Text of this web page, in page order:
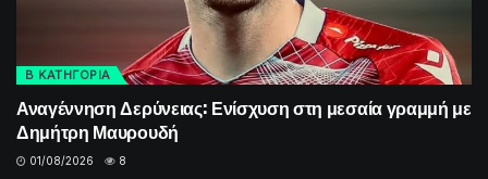
Β ΚΑΤΗΓΟΡΙΑ
Αναγέννηση Δερύνειας: Ενίσχυση στη μεσαία γραμμή με
Δημήτρη Μαυρουδή
01/08/2026 8